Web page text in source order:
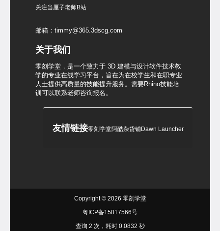
关注当厘子老师B站
邮箱：timmy@365.3dscg.com
关于我们
零刻学堂，是一个致力于 3D 建模与设计软件技术教
学的专业在线学习平台，旨在为在校学生和在职专业
人士提供高质量的技能提升服务。需要Rhino技能培
训可以联系老师咨询报名。
友情链接零刻学堂阿酷杂货铺Dawn Launcher
Copyright © 2026 零刻学堂
粤ICP备15017566号
查询 2 次，耗时 0.0832 秒